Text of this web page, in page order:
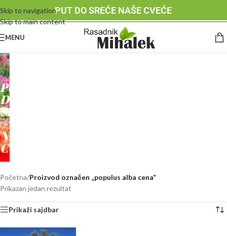
Skip to navigation
Skip to main content
PUT DO SREĆE NAŠE CVEĆE
MENU
RASADNIK
MIHALEK
PUT
DO
SREĆE
-
NAŠE
CVEĆE
Početna/Proizvod označen „populus alba cena“
Prikazan jedan rezultat
Prikaži sajdbar